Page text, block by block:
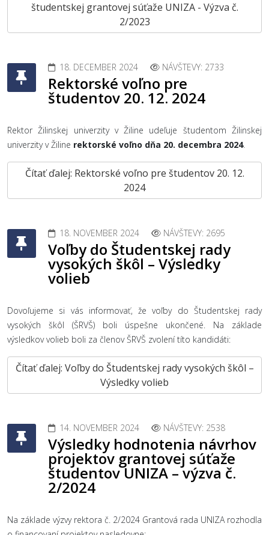
študentskej grantovej súťaže UNIZA - Výzva č.
2/2023
18. DECEMBER 2024 NÁVŠTEVY: 2733
Rektorské voľno pre
študentov 20. 12. 2024
Rektor Žilinskej univerzity v Žiline udeľuje študentom Žilinskej
univerzity v Žiline rektorské voľno dňa 20. decembra 2024.
Čítať ďalej: Rektorské voľno pre študentov 20. 12.
2024
18. NOVEMBER 2024 NÁVŠTEVY: 2695
Voľby do Študentskej rady
vysokých škôl – Výsledky
volieb
Dovoľujeme si vás informovať, že voľby do Študentskej rady
vysokých škôl (ŠRVŠ) boli úspešne ukončené. Na základe
výsledkov volieb boli za členov ŠRVŠ zvolení títo kandidáti:
Čítať ďalej: Voľby do Študentskej rady vysokých škôl –
Výsledky volieb
14. NOVEMBER 2024 NÁVŠTEVY: 2538
Výsledky hodnotenia návrhov
projektov grantovej súťaže
študentov UNIZA – výzva č.
2/2024
Na základe výzvy rektora č. 2/2024 Grantová rada UNIZA rozhodla